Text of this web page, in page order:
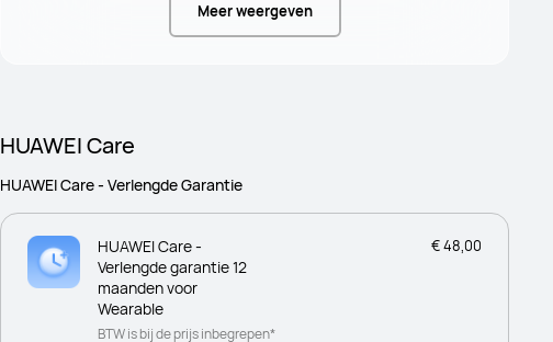
Meer weergeven
HUAWEI Care
HUAWEI Care - Verlengde Garantie
HUAWEI Care -
Verlengde garantie 12
maanden voor
Wearable
€ 48,00
BTW is bij de prijs inbegrepen*